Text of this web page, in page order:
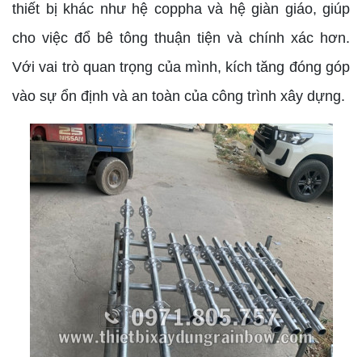
thiết bị khác như hệ coppha và hệ giàn giáo, giúp
cho việc đổ bê tông thuận tiện và chính xác hơn.
Với vai trò quan trọng của mình, kích tăng đóng góp
vào sự ổn định và an toàn của công trình xây dựng.